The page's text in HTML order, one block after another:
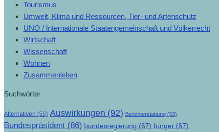
Tourismus
Umwelt, Klima und Ressourcen, Tier- und Artenschutz
UNO / Internationale Staatengemeinschaft und Völkerrecht
Wirtschaft
Wissenschaft
Wohnen
Zusammenleben
Suchwörter
Alternativen (55) Auswirkungen (92) Berichterstattung (53)
Bundespräsident (86) bundesregierung (67) bürger (67)